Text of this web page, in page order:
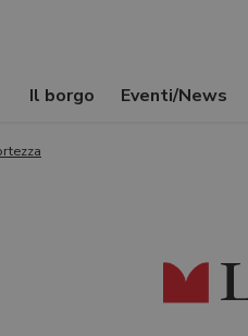
Il borgo Eventi/News